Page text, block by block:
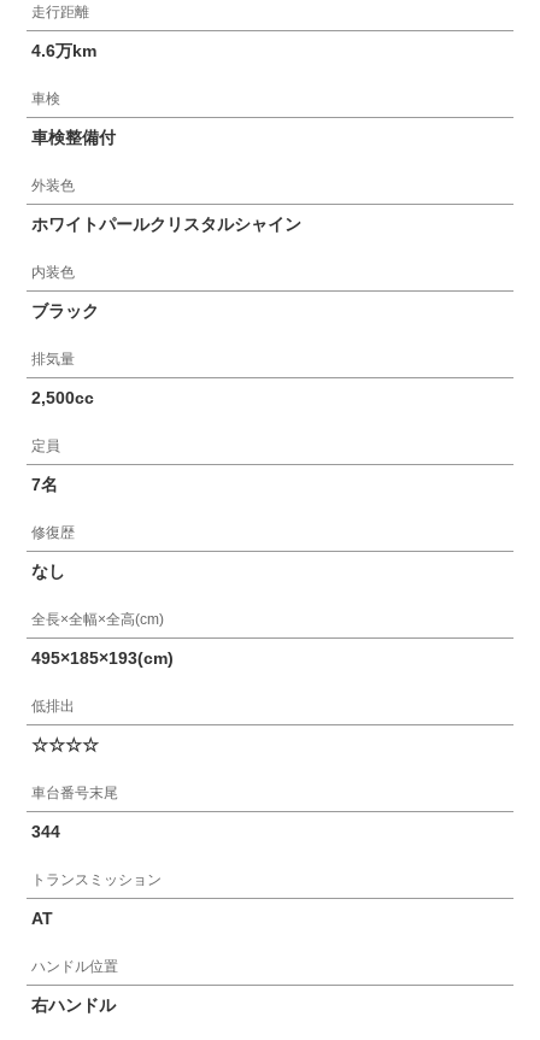
走行距離
4.6万km
車検
車検整備付
外装色
ホワイトパールクリスタルシャイン
内装色
ブラック
排気量
2,500cc
定員
7名
修復歴
なし
全長×全幅×全高(cm)
495×185×193(cm)
低排出
☆☆☆☆
車台番号末尾
344
トランスミッション
AT
ハンドル位置
右ハンドル